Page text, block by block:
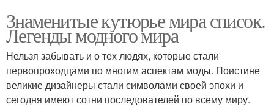
Знаменитые кутюрье мира список.
Легенды модного мира
Нельзя забывать и о тех людях, которые стали
первопроходцами по многим аспектам моды. Поистине
великие дизайнеры стали символами своей эпохи и
сегодня имеют сотни последователей по всему миру.